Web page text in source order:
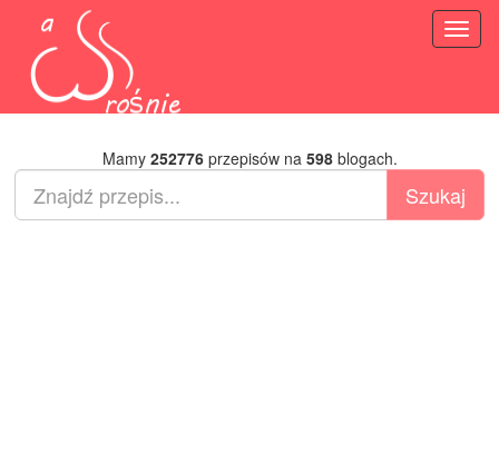
Mamy 252776przepisów na 598blogach.